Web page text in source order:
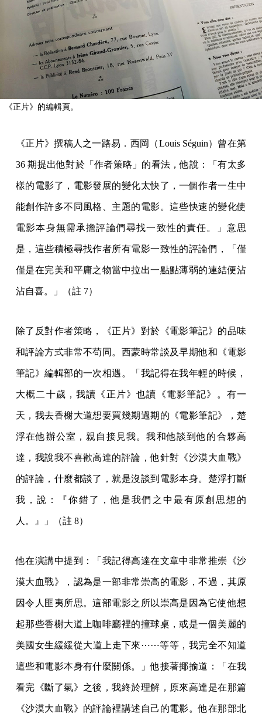
《正片》的編輯頁。
《正片》撰稿人之一路易．西岡（Louis Séguin）曾在第
36 期提出他對於「作者策略」的看法，他說：「有太多
樣的電影了，電影發展的變化太快了，一個作者一生中
能創作許多不同風格、主題的電影。這些快速的變化使
電影本身無需承擔評論們尋找一致性的責任。」意思
是，這些積極尋找作者所有電影一致性的評論們，「僅
僅是在完美和平庸之物當中拉出一點點薄弱的連結便沾
沾自喜。」（註 7）
除了反對作者策略，《正片》對於《電影筆記》的品味
和評論方式非常不苟同。西蒙時常談及早期他和《電影
筆記》編輯部的一次相遇。「我記得在我年輕的時候，
大概二十歲，我讀《正片》也讀《電影筆記》。有一
天，我去香榭大道想要買幾期過期的《電影筆記》，楚
浮在他辦公室，親自接見我。我和他談到他的合夥高
達，我說我不喜歡高達的評論，他針對《沙漠大血戰》
的評論，什麼都談了，就是沒談到電影本身。楚浮打斷
我，說：『你錯了，他是我們之中最有原創思想的
人。』」（註 8）
他在演講中提到：「我記得高達在文章中非常推崇《沙
漠大血戰》，認為是一部非常崇高的電影，不過，其原
因令人匪夷所思。這部電影之所以崇高是因為它使他想
起那些香榭大道上咖啡廳裡的撞球桌，或是一個美麗的
美國女生緩緩從大道上走下來⋯⋯等等，我完全不知道
這些和電影本身有什麼關係。」他接著揶揄道：「在我
看完《斷了氣》之後，我終於理解，原來高達是在那篇
《沙漠大血戰》的評論裡講述自己的電影。他在那部北